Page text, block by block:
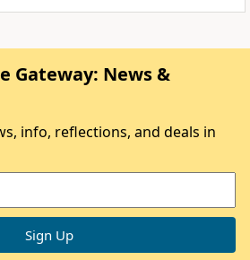
Gateway: News &
info, reflections, and deals in